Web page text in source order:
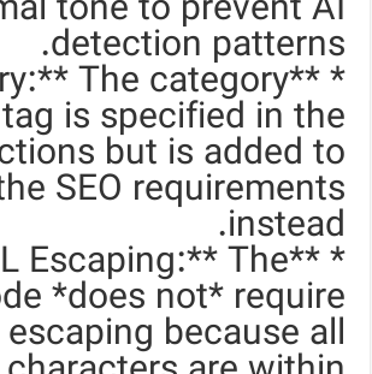
detection patterns.
The category
tag is specified in the
but is added to
SEO requirements
instead.
Escaping:** The
*does not* require
because all